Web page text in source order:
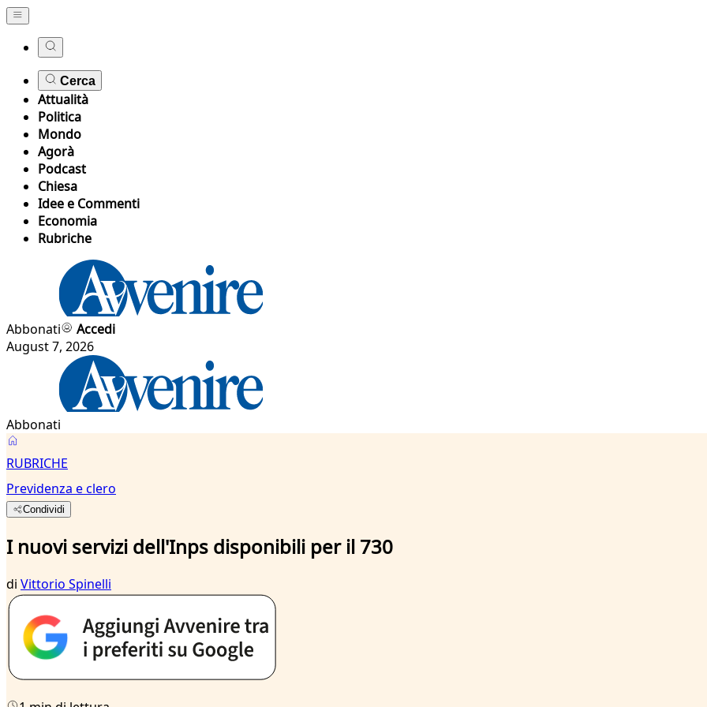
Cerca
Attualità
Politica
Mondo
Agorà
Podcast
Chiesa
Idee e Commenti
Economia
Rubriche
Abbonati
Accedi
August 7, 2026
Abbonati
RUBRICHE
Previdenza e clero
Condividi
I nuovi servizi dell'Inps disponibili per il 730
di Vittorio Spinelli